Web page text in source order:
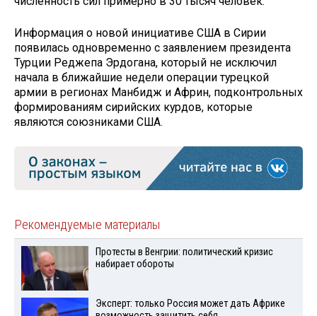
Информация о новой инициативе США в Сирии
появилась одновременно с заявлением президента
Турции Реджепа Эрдогана, который не исключил
начала в ближайшие недели операции турецкой
армии в регионах Манбидж и Африн, подконтрольных
формированиям сирийских курдов, которые
являются союзниками США.
Рекомендуемые материалы
Протесты в Венгрии: политический кризис
набирает обороты
Эксперт: только Россия может дать Африке